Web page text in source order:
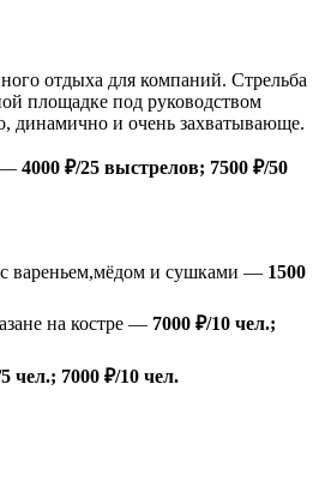
отдыха для компаний. Стрельба
площадке под руководством
динамично и очень захватывающе.
— 4000 ₽/25 выстрелов; 7500 ₽/50
вареньем,мёдом и сушками — 1500
на костре — 7000 ₽/10 чел.;
чел.; 7000 ₽/10 чел.